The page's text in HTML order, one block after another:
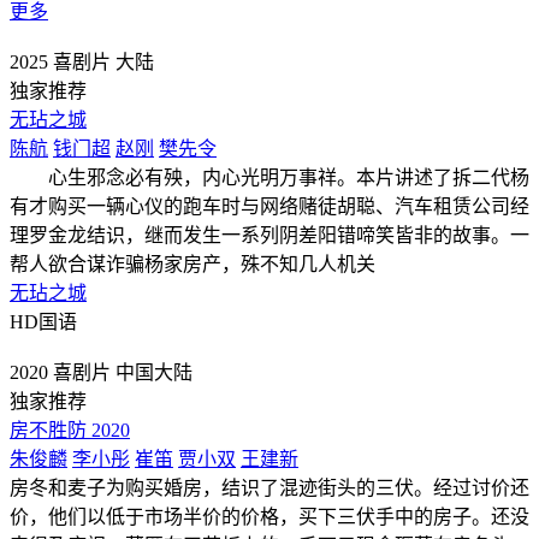
更多
2025 喜剧片 大陆
独家推荐
无玷之城
陈航 钱门超 赵刚 樊先令
心生邪念必有殃，内心光明万事祥。本片讲述了拆二代杨
有才购买一辆心仪的跑车时与网络赌徒胡聪、汽车租赁公司经
理罗金龙结识，继而发生一系列阴差阳错啼笑皆非的故事。一
帮人欲合谋诈骗杨家房产，殊不知几人机关
无玷之城
HD国语
2020 喜剧片 中国大陆
独家推荐
房不胜防 2020
朱俊麟 李小彤 崔笛 贾小双 王建新
房冬和麦子为购买婚房，结识了混迹街头的三伏。经过讨价还
价，他们以低于市场半价的价格，买下三伏手中的房子。还没